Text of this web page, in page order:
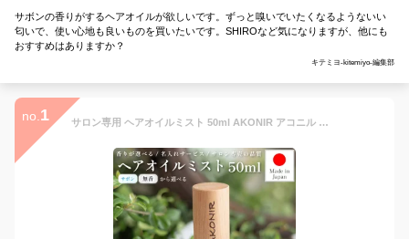
サボンの香りがするヘアオイルが欲しいです。ずっと嗅いでいたくなるようないい
匂いで、使い心地も良いものを買いたいです。SHIROなど気になりますが、他にも
おすすめはありますか？
キテミヨ-kitemiyo-編集部
no. 1 サロン専用 ヘアオイルミスト 50ml AKONIR アコニル 剛毛 スタイリング ヘアオイル 50ml オイルミスト スタイリング剤 スタイリングオイル 美容室専売 ヘアケア ギフト プレゼント サロン専売品 サボン いい香り 無香